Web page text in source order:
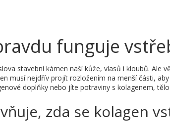
funguje
stavební kámen naší kůže, vlasů i kloubů.
musí nejdřív projít rozložením na menší části,
doplňky nebo jíte potraviny s kolagenem,
zda se kolagen